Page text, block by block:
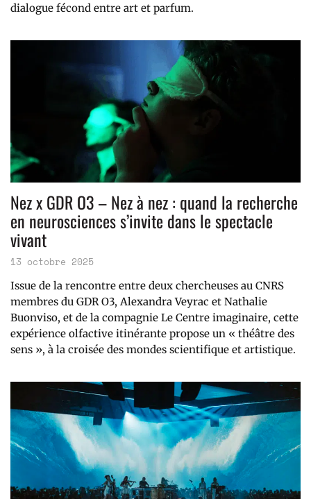
dialogue fécond entre art et parfum.
Nez x GDR O3 – Nez à nez : quand la recherche
en neurosciences s’invite dans le spectacle
vivant
13 octobre 2025
Issue de la rencontre entre deux chercheuses au CNRS
membres du GDR O3, Alexandra Veyrac et Nathalie
Buonviso, et de la compagnie Le Centre imaginaire, cette
expérience olfactive itinérante propose un « théâtre des
sens », à la croisée des mondes scientifique et artistique.